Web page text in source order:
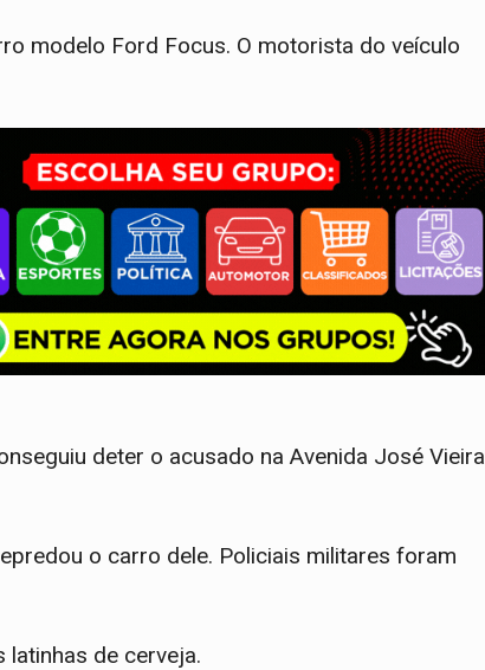
modelo Ford Focus. O motorista do veículo
deter o acusado na Avenida José Vieira
o carro dele. Policiais militares foram
de cerveja.